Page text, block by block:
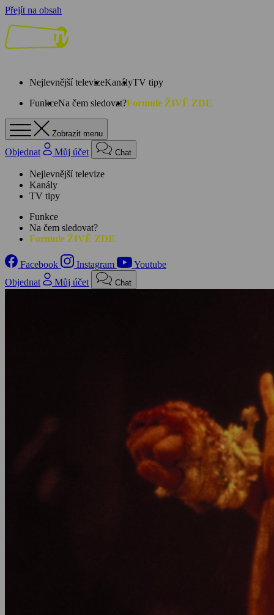
Přejít na obsah
Nejlevnější televizeKanályTV tipy
FunkceNa čem sledovat?Formule ŽIVĚ ZDE
Zobrazit menu
Objednat Můj účet Chat
Nejlevnější televize
Kanály
TV tipy
Funkce
Na čem sledovat?
Formule ŽIVĚ ZDE
Facebook Instagram
Youtube
Objednat
Můj účet Chat